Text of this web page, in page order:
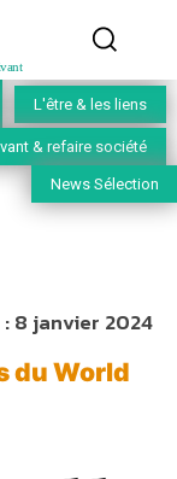
L'être & les liens
& refaire société
News Sélection
8 janvier 2024
du World